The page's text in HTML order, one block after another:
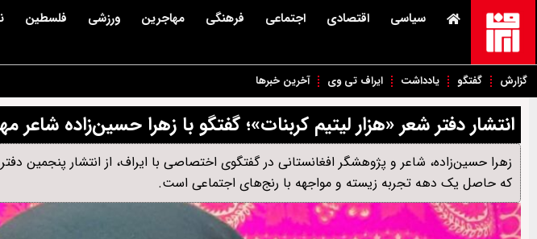
سیاسی اقتصادی اجتماعی فرهنگی مهاجرین ورزشی فلسطین
گزارش گفتگو یادداشت ایراف تی وی آخرین خبرها
انتشار دفتر شعر «هزار لیتیم کربنات»؛ گفتگو با زهرا حسین‌زاده شاعر
زهرا حسین‌زاده، شاعر و پژوهشگر افغانستانی در گفتگوی اختصاصی با ایراف، از انتشار پنجمین
که حاصل یک دهه تجربه‌ زیسته و مواجهه با رنج‌های اجتماعی است.